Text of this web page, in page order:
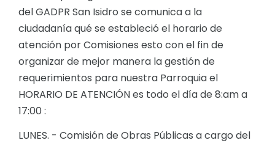
Convenios Institucionales
PRESUPUESTO: EJECUCIÓN Y REPORTES
Cédulas presupuestarias y balances
Procesos de contratación
Ejecución Presupuestaria
Obras y proyectos
del GADPR San Isidro se comunica a la
ciudadanía qué se estableció el horario de
atención por Comisiones esto con el fin de
organizar de mejor manera la gestión de
requerimientos para nuestra Parroquia el
HORARIO DE ATENCIÓN es todo el día de 8:am a
17:00 :
LUNES. - Comisión de Obras Públicas a cargo del